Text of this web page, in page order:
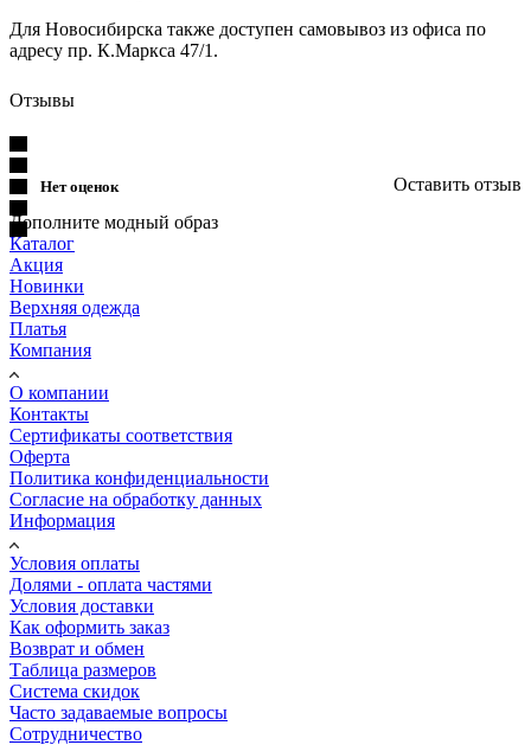
Для Новосибирска также доступен самовывоз из офиса по
адресу пр. К.Маркса 47/1.
Отзывы
Нет оценок
Оставить отзыв
Дополните модный образ
Каталог
Акция
Новинки
Верхняя одежда
Платья
Компания
О компании
Контакты
Сертификаты соответствия
Оферта
Политика конфиденциальности
Согласие на обработку данных
Информация
Условия оплаты
Долями - оплата частями
Условия доставки
Как оформить заказ
Возврат и обмен
Таблица размеров
Система скидок
Часто задаваемые вопросы
Сотрудничество